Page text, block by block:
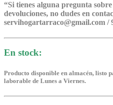
“Si tienes alguna pregunta
devoluciones, no dudes en
servihogartarraco@gmail.com /
En stock:
Producto disponible en almacén, listo
laborable de Lunes a Viernes.